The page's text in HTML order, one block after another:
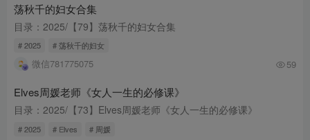
荡秋千的妇女合集
目录：2025/【79】荡秋千的妇女合集
# 2025 # 荡秋千的妇女
微信781775075 59
Elves周媛老师《女人一生的必修课》
目录：2025/【73】Elves周媛老师《女人一生的必修课》
# 2025 # Elves # 周媛